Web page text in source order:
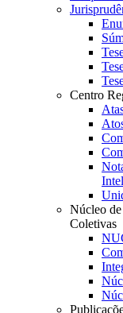
Centro
Núcleo de
Coletivas